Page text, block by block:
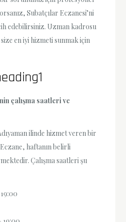
Subatçılar Eczanesi’ni
edebilirsiniz. Uzman kadrosu
en iyi hizmeti sunmak için
çalışma saatleri ve
ilinde hizmet veren bir
haftanın belirli
Çalışma saatleri şu